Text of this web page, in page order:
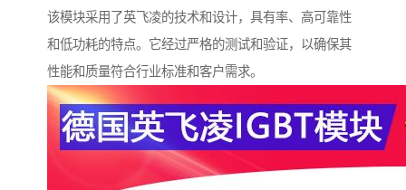
该模块采用了英飞凌的技术和设计，具有率、高可靠性
和低功耗的特点。它经过严格的测试和验证，以确保其
性能和质量符合行业标准和客户需求。